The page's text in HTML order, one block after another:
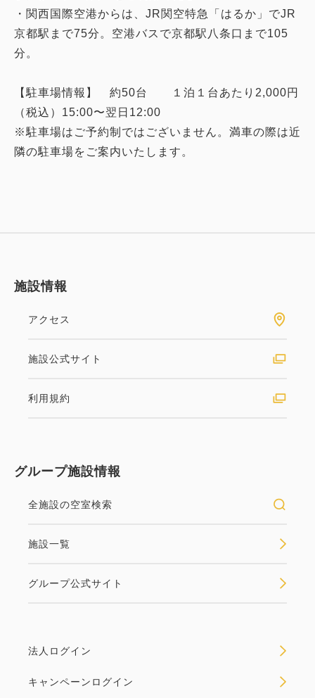
・関西国際空港からは、JR関空特急「はるか」でJR
京都駅まで75分。空港バスで京都駅八条口まで105
分。
【駐車場情報】 約50台 １泊１台あたり2,000円
（税込）15:00〜翌日12:00
※駐車場はご予約制ではございません。満車の際は近
隣の駐車場をご案内いたします。
施設情報
アクセス
施設公式サイト
利用規約
グループ施設情報
全施設の空室検索
施設一覧
グループ公式サイト
法人ログイン
キャンペーンログイン